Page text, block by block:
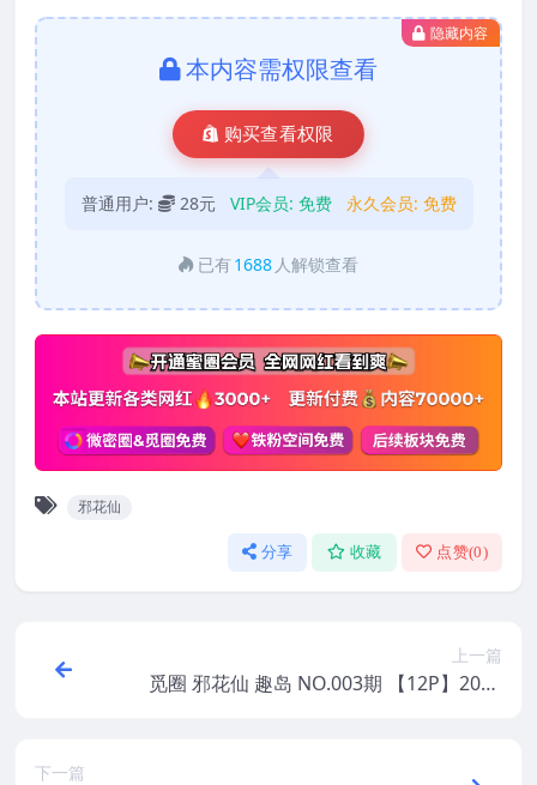
隐藏内容
本内容需权限查看
购买查看权限
普通用户: 28元 VIP会员: 免费 永久会员: 免费
已有 1688 人解锁查看
邪花仙
分享 收藏 点赞(0)
上一篇
觅圈 邪花仙 趣岛 NO.003期 【12P】2025
下一篇